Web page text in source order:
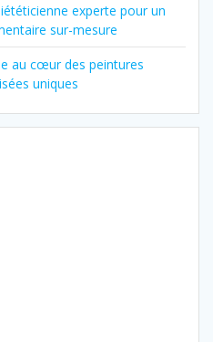
experte pour un
sur-mesure
au cœur des peintures
uniques